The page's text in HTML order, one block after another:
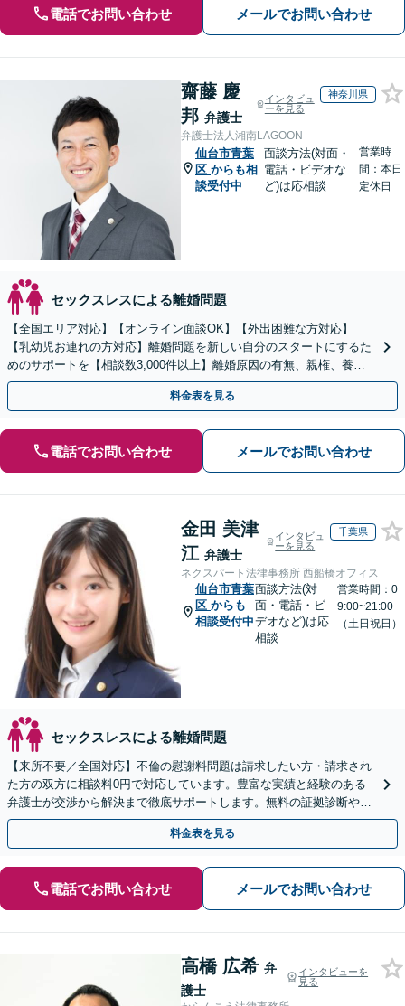
電話でお問い合わせ メールでお問い合わせ
齋藤 慶
邦 弁護士
インタビュ
ーを見る
神奈川県
弁護士法人湘南LAGOON
仙台市青葉
区 からも相
談受付中
面談方法(対面・
電話・ビデオな
ど)は応相談
営業時
間：本日
定休日
セックスレスによる離婚問題
【全国エリア対応】【オンライン面談OK】【外出困難な方対応】
【乳幼児お連れの方対応】離婚問題を新しい自分のスタートにするた
めのサポートを【相談数3,000件以上】離婚原因の有無、親権、養育
費、財産分与、慰謝料請求【夜間・休日相談可】
料金表を見る
電話でお問い合わせ メールでお問い合わせ
金田 美津
江 弁護士
インタビュ
ーを見る
千葉県
ネクスパート法律事務所 西船橋オフィス
仙台市青葉
区 からも
相談受付中
面談方法(対
面・電話・ビ
デオなど)は応
相談
営業時間：0
9:00~21:00
（土日祝日）
セックスレスによる離婚問題
【来所不要／全国対応】不倫の慰謝料問題は請求したい方・請求され
た方の双方に相談料0円で対応しています。豊富な実績と経験のある
弁護士が交渉から解決まで徹底サポートします。無料の証拠診断や着
手金の返還保証もありますので安心してご相談ください。
料金表を見る
電話でお問い合わせ メールでお問い合わせ
高橋 広希 弁
護士
インタビューを
見る